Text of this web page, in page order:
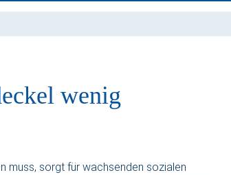
wenig
muss, sorgt für wachsenden sozialen